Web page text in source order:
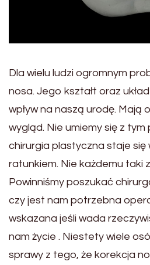
Dla wielu ludzi ogromnym
nosa. Jego kształt oraz
wpływ na naszą urodę. Mają
wygląd. Nie umiemy się z
chirurgia plastyczna staje się
ratunkiem. Nie każdemu taki
Powinniśmy poszukać
czy jest nam potrzebna
wskazana jeśli wada
nam życie . Niestety wiele
sprawy z tego, że korekcja